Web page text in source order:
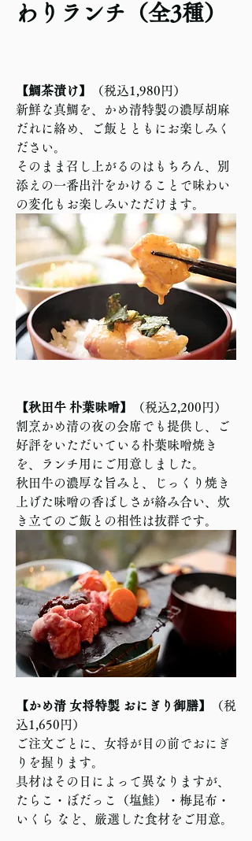
わりランチ（全3種）
【鯛茶漬け】
（税込1,980円）
新鮮な真鯛を、かめ清特製の濃厚胡麻
だれに絡め、ご飯とともにお楽しみく
ださい。
そのまま召し上がるのはもちろん、別
添えの一番出汁をかけることで味わい
の変化もお楽しみいただけます。
【秋田牛 朴葉味噌】
（税込2,200円）
割烹かめ清の夜の会席でも提供し、ご
好評をいただいている朴葉味噌焼き
を、ランチ用にご用意しました。
秋田牛の濃厚な旨みと、じっくり焼き
上げた味噌の香ばしさが絡み合い、炊
き立てのご飯との相性は抜群です。
【かめ清 女将特製 おにぎり御膳】
（税
込1,650円）
ご注文ごとに、女将が目の前でおにぎ
りを握ります。
具材はその日によって異なりますが、
たらこ・ぼだっこ（塩鮭）・梅昆布・
いくら など、厳選した食材をご用意。